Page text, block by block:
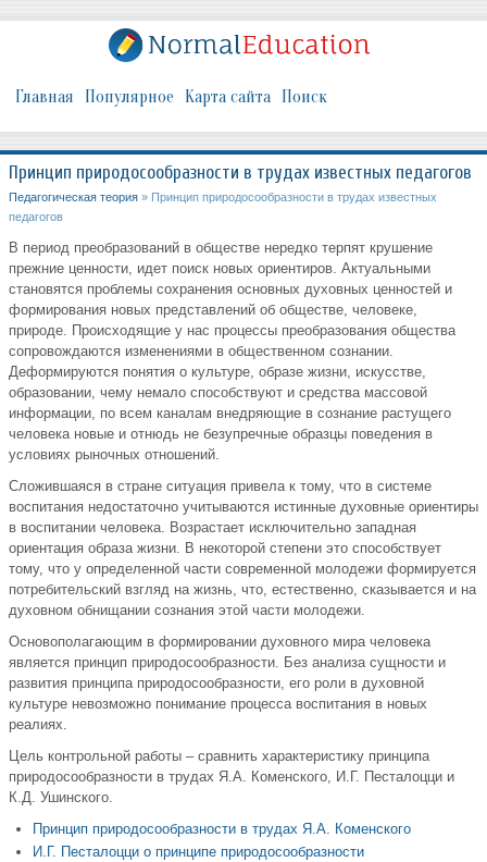
Главная Популярное Карта сайта Поиск
Принцип природосообразности в трудах известных педагогов
Педагогическая теория » Принцип природосообразности в трудах известных
педагогов
В период преобразований в обществе нередко терпят крушение
прежние ценности, идет поиск новых ориентиров. Актуальными
становятся проблемы сохранения основных духовных ценностей и
формирования новых представлений об обществе, человеке,
природе. Происходящие у нас процессы преобразования общества
сопровождаются изменениями в общественном сознании.
Деформируются понятия о культуре, образе жизни, искусстве,
образовании, чему немало способствуют и средства массовой
информации, по всем каналам внедряющие в сознание растущего
человека новые и отнюдь не безупречные образцы поведения в
условиях рыночных отношений.
Сложившаяся в стране ситуация привела к тому, что в системе
воспитания недостаточно учитываются истинные духовные ориентиры
в воспитании человека. Возрастает исключительно западная
ориентация образа жизни. В некоторой степени это способствует
тому, что у определенной части современной молодежи формируется
потребительский взгляд на жизнь, что, естественно, сказывается и на
духовном обнищании сознания этой части молодежи.
Основополагающим в формировании духовного мира человека
является принцип природосообразности. Без анализа сущности и
развития принципа природосообразности, его роли в духовной
культуре невозможно понимание процесса воспитания в новых
реалиях.
Цель контрольной работы – сравнить характеристику принципа
природосообразности в трудах Я.А. Коменского, И.Г. Песталоцци и
К.Д. Ушинского.
Принцип природосообразности в трудах Я.А. Коменского
И.Г. Песталоцци о принципе природосообразности